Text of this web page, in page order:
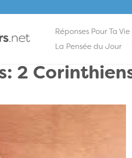
Réponses Pour Ta Vie
La Pensée du Jour
2